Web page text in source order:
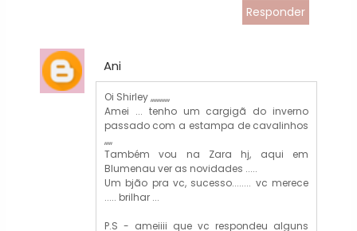
Responder
Ani
Oi Shirley ,,,,,,,,,,,,
Amei ... tenho um cargigã do inverno
passado com a estampa de cavalinhos
,,,,,
Também vou na Zara hj, aqui em
Blumenau ver as novidades .....
Um bjão pra vc, sucesso........ vc merece
..... brilhar ...
P.S - ameiiii que vc respondeu alguns